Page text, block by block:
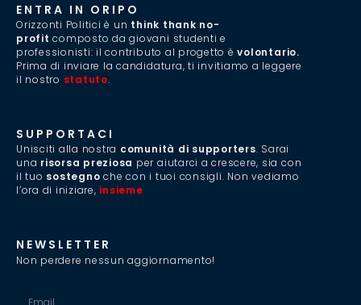
ENTRA IN ORIPO
Orizzonti Politici è un think thank no-
profit composto da giovani studenti e
professionisti: il contributo al progetto èvolontario.
Prima di inviare la candidatura, ti invitiamo a leggere
il nostro statuto.
SUPPORTACI
Unisciti alla nostra comunità di supporters. Sarai
una risorsa preziosa per aiutarci a crescere, sia con
il tuo sostegno che con i tuoi consigli. Non vediamo
l’ora di iniziare, insieme
NEWSLETTER
Non perdere nessun aggiornamento!